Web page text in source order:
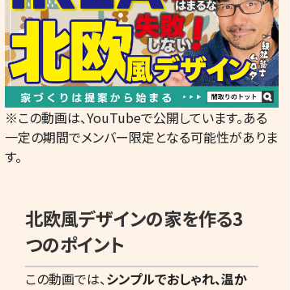
間取りのwisdomサイト
「トット」
※この動画は、YouTubeで公開しています。ある
一定の期間でメンバー限定となる可能性がありま
す。
北欧風デザインの家を作る3
つのポイント
この動画では、シンプルでおしゃれ、温か